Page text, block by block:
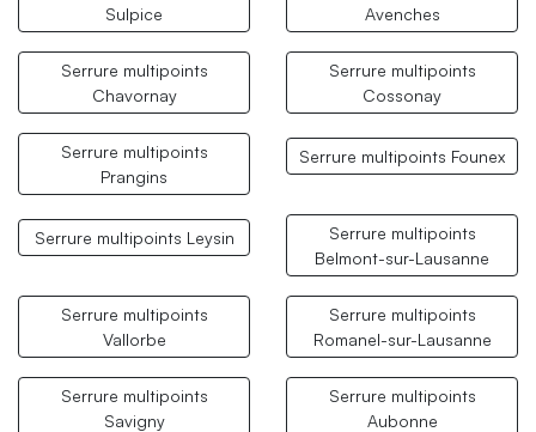
Sulpice
Avenches
Serrure multipoints
Chavornay
Serrure multipoints
Cossonay
Serrure multipoints
Prangins
Serrure multipoints Founex
Serrure multipoints Leysin
Serrure multipoints
Belmont-sur-Lausanne
Serrure multipoints
Vallorbe
Serrure multipoints
Romanel-sur-Lausanne
Serrure multipoints
Savigny
Serrure multipoints
Aubonne